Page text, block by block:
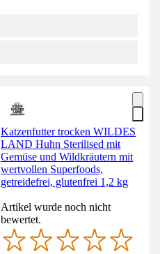
Katzenfutter trocken WILDES
LAND Huhn Sterilised mit
Gemüse und Wildkräutern mit
wertvollen Superfoods,
getreidefrei, glutenfrei 1,2 kg
Artikel wurde noch nicht
bewertet.